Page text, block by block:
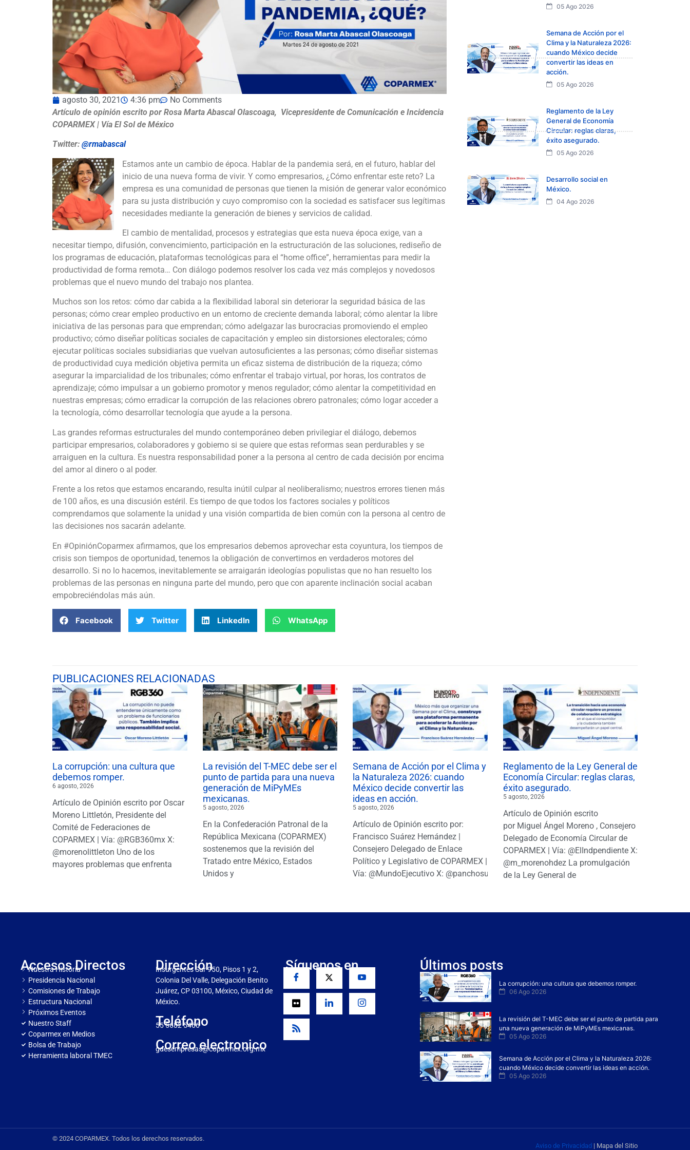
agosto 30, 2021 4:36 pm
No Comments
Artículo de opinión escrito por Rosa Marta Abascal Olascoaga, Vicepresidente de Comunicación e Incidencia
COPARMEX | Vía El Sol de México
Twitter: @rmabascal
Estamos ante un cambio de época. Hablar de la pandemia será, en el futuro, hablar del
inicio de una nueva forma de vivir. Y como empresarios, ¿Cómo enfrentar este reto? La
empresa es una comunidad de personas que tienen la misión de generar valor económico
para su justa distribución y cuyo compromiso con la sociedad es satisfacer sus legítimas
necesidades mediante la generación de bienes y servicios de calidad.
El cambio de mentalidad, procesos y estrategias que esta nueva época exige, van a
necesitar tiempo, difusión, convencimiento, participación en la estructuración de las soluciones, rediseño de
los programas de educación, plataformas tecnológicas para el “home office”, herramientas para medir la
productividad de forma remota… Con diálogo podemos resolver los cada vez más complejos y novedosos
problemas que el nuevo mundo del trabajo nos plantea.
Muchos son los retos: cómo dar cabida a la flexibilidad laboral sin deteriorar la seguridad básica de las
personas; cómo crear empleo productivo en un entorno de creciente demanda laboral; cómo alentar la libre
iniciativa de las personas para que emprendan; cómo adelgazar las burocracias promoviendo el empleo
productivo; cómo diseñar políticas sociales de capacitación y empleo sin distorsiones electorales; cómo
ejecutar políticas sociales subsidiarias que vuelvan autosuficientes a las personas; cómo diseñar sistemas
de productividad cuya medición objetiva permita un eficaz sistema de distribución de la riqueza; cómo
asegurar la imparcialidad de los tribunales; cómo enfrentar el trabajo virtual, por horas, los contratos de
aprendizaje; cómo impulsar a un gobierno promotor y menos regulador; cómo alentar la competitividad en
nuestras empresas; cómo erradicar la corrupción de las relaciones obrero patronales; cómo logar acceder a
la tecnología, cómo desarrollar tecnología que ayude a la persona.
Las grandes reformas estructurales del mundo contemporáneo deben privilegiar el diálogo, debemos
participar empresarios, colaboradores y gobierno si se quiere que estas reformas sean perdurables y se
arraiguen en la cultura. Es nuestra responsabilidad poner a la persona al centro de cada decisión por encima
del amor al dinero o al poder.
Frente a los retos que estamos encarando, resulta inútil culpar al neoliberalismo; nuestros errores tienen más
de 100 años, es una discusión estéril. Es tiempo de que todos los factores sociales y políticos
comprendamos que solamente la unidad y una visión compartida de bien común con la persona al centro de
las decisiones nos sacarán adelante.
En #OpiniónCoparmex afirmamos, que los empresarios debemos aprovechar esta coyuntura, los tiempos de
crisis son tiempos de oportunidad, tenemos la obligación de convertirnos en verdaderos motores del
desarrollo. Si no lo hacemos, inevitablemente se arraigarán ideologías populistas que no han resuelto los
problemas de las personas en ninguna parte del mundo, pero que con aparente inclinación social acaban
empobreciéndolas más aún.
Facebook Twitter LinkedIn WhatsApp
05 Ago 2026
Semana de Acción por el
Clima y la Naturaleza 2026:
cuando México decide
convertir las ideas en
acción.
05 Ago 2026
Reglamento de la Ley
General de Economía
Circular: reglas claras,
éxito asegurado.
05 Ago 2026
Desarrollo social en
México.
04 Ago 2026
PUBLICACIONES RELACIONADAS
La corrupción: una cultura que
debemos romper.
6 agosto, 2026
Artículo de Opinión escrito por Oscar
Moreno Littletón, Presidente del
Comité de Federaciones de
COPARMEX | Vía: @RGB360mx X:
@morenolittleton Uno de los
mayores problemas que enfrenta
La revisión del T-MEC debe ser el
punto de partida para una nueva
generación de MiPyMEs
mexicanas.
5 agosto, 2026
En la Confederación Patronal de la
República Mexicana (COPARMEX)
sostenemos que la revisión del
Tratado entre México, Estados
Unidos y
Semana de Acción por el Clima y
la Naturaleza 2026: cuando
México decide convertir las
ideas en acción.
5 agosto, 2026
Artículo de Opinión escrito por:
Francisco Suárez Hernández |
Consejero Delegado de Enlace
Político y Legislativo de COPARMEX |
Vía: @MundoEjecutivo X: @panchosuarezh
Reglamento de la Ley General de
Economía Circular: reglas claras,
éxito asegurado.
5 agosto, 2026
Artículo de Opinión escrito
por Miguel Ángel Moreno , Consejero
Delegado de Economía Circular de
COPARMEX | Vía: @ElIndpendiente X:
@m_morenohdez La promulgación
de la Ley General de
Accesos Directos
Nuestra Historia
Presidencia Nacional
Comisiones de Trabajo
Estructura Nacional
Próximos Eventos
Nuestro Staff
Coparmex en Medios
Bolsa de Trabajo
Herramienta laboral TMEC
Dirección
Insurgentes Sur 950, Pisos 1 y 2,
Colonia Del Valle, Delegación Benito
Juárez, CP 03100, México, Ciudad de
México.
Teléfono
55 5682 5466
Correo electronico
gdesempresas@coparmex.org.mx
Síguenos en Últimos posts
La corrupción: una cultura que debemos romper.
06 Ago 2026
La revisión del T-MEC debe ser el punto de partida para
una nueva generación de MiPyMEs mexicanas.
05 Ago 2026
Semana de Acción por el Clima y la Naturaleza 2026:
cuando México decide convertir las ideas en acción.
05 Ago 2026
© 2024 COPARMEX. Todos los derechos reservados.
Aviso de Privacidad | Mapa del Sitio